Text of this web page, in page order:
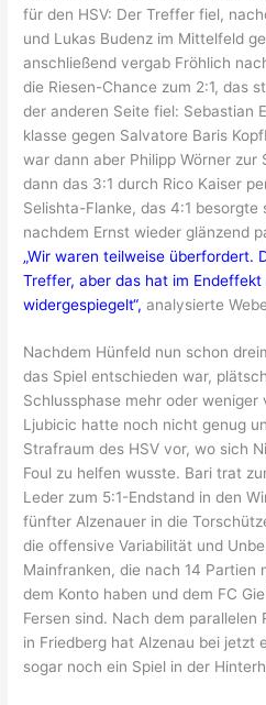
für den HSV: Der Treffer fiel,
und Lukas Budenz im Mittelfeld
anschließend vergab Fröhlich
die Riesen-Chance zum 2:1, das
der anderen Seite fiel: Sebastian
klasse gegen Salvatore Baris
war dann aber Philipp Wörner
dann das 3:1 durch Rico Kaiser
Selishta-Flanke, das 4:1
nachdem Ernst wieder glänzend
„Wir waren teilweise überfordert.
Treffer, aber das hat im
widergespiegelt“, analysierte
Nachdem Hünfeld nun schon
das Spiel entschieden war,
Schlussphase mehr oder
Ljubicic hatte noch nicht genug
Strafraum des HSV vor, wo sich
Foul zu helfen wusste. Bari trat
Leder zum 5:1-Endstand in den
fünfter Alzenauer in die
die offensive Variabilität und
Mainfranken, die nach 14
dem Konto haben und dem FC
Fersen sind. Nach dem parallelen
in Friedberg hat Alzenau bei jetzt
sogar noch ein Spiel in der